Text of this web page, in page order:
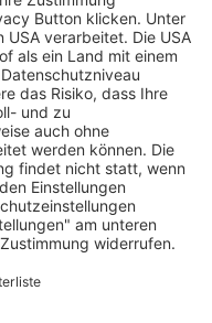
Programm
im Fluss“
29.01.2025